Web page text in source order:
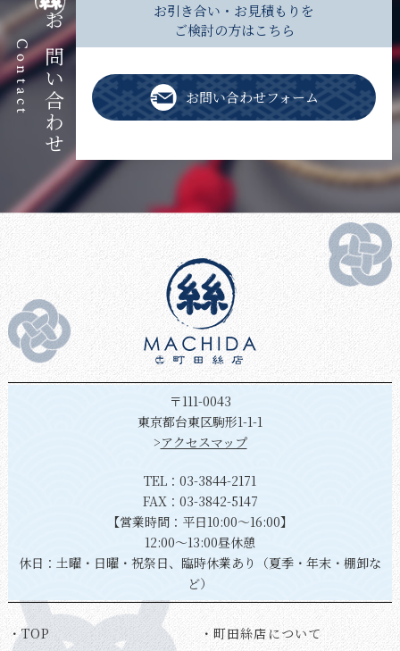
お問い合わせ
Contact
お引き合い・お見積もりを
ご検討の方はこちら
お問い合わせフォーム
〒111-0043
東京都台東区駒形1-1-1
>アクセスマップ
TEL： 03-3844-2171
FAX：03-3842-5147
【営業時間：平日10:00～16:00】
12:00～13:00昼休憩
休日：土曜・日曜・祝祭日、臨時休業あり（夏季・年末・棚卸な
ど）
・TOP
・町田絲店について